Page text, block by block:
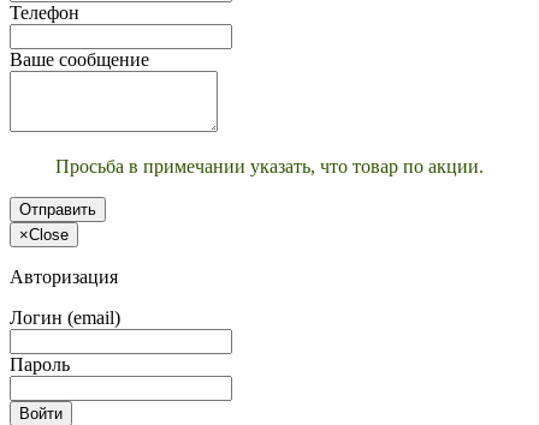
Телефон
Ваше сообщение
Просьба в примечании указать, что товар по акции.
Отправить
×Close
Авторизация
Логин (email)
Пароль
Войти